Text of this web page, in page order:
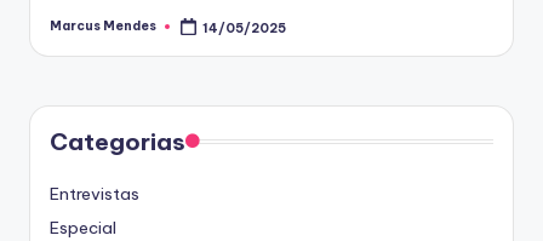
Posted
Marcus Mendes 14/05/2025
Categorias
Entrevistas
Especial